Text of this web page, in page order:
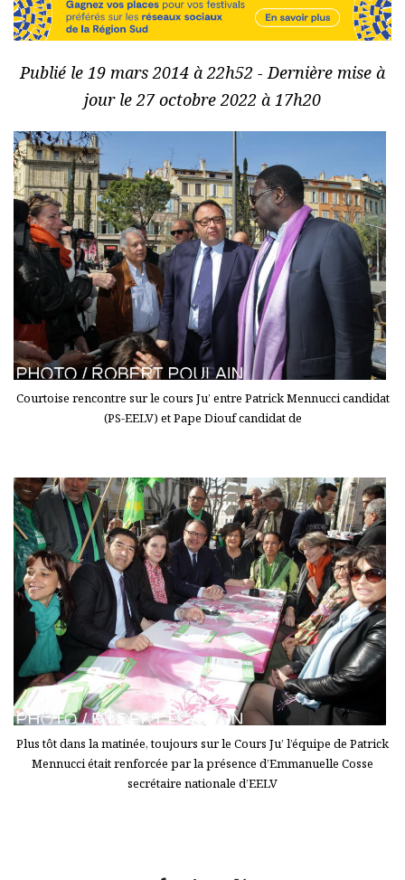
Publié le 19 mars 2014 à 22h52 - Dernière mise à
jour le 27 octobre 2022 à 17h20
Courtoise rencontre sur le cours Ju’ entre Patrick Mennucci candidat
(PS-EELV) et Pape Diouf candidat de
Plus tôt dans la matinée, toujours sur le Cours Ju’ l’équipe de Patrick
Mennucci était renforcée par la présence d’Emmanuelle Cosse
secrétaire nationale d’EELV